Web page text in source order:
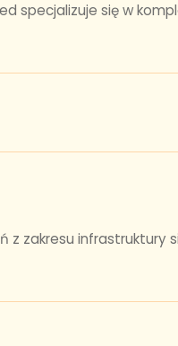
specjalizuje się w
zakresu infrastruktury